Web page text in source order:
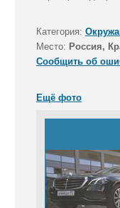
Категория:
Место: Россия,
Сообщить об
Ещё фото